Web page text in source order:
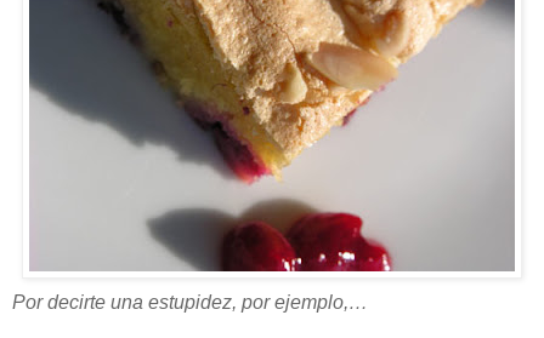
Por decirte una estupidez, por ejemplo,…